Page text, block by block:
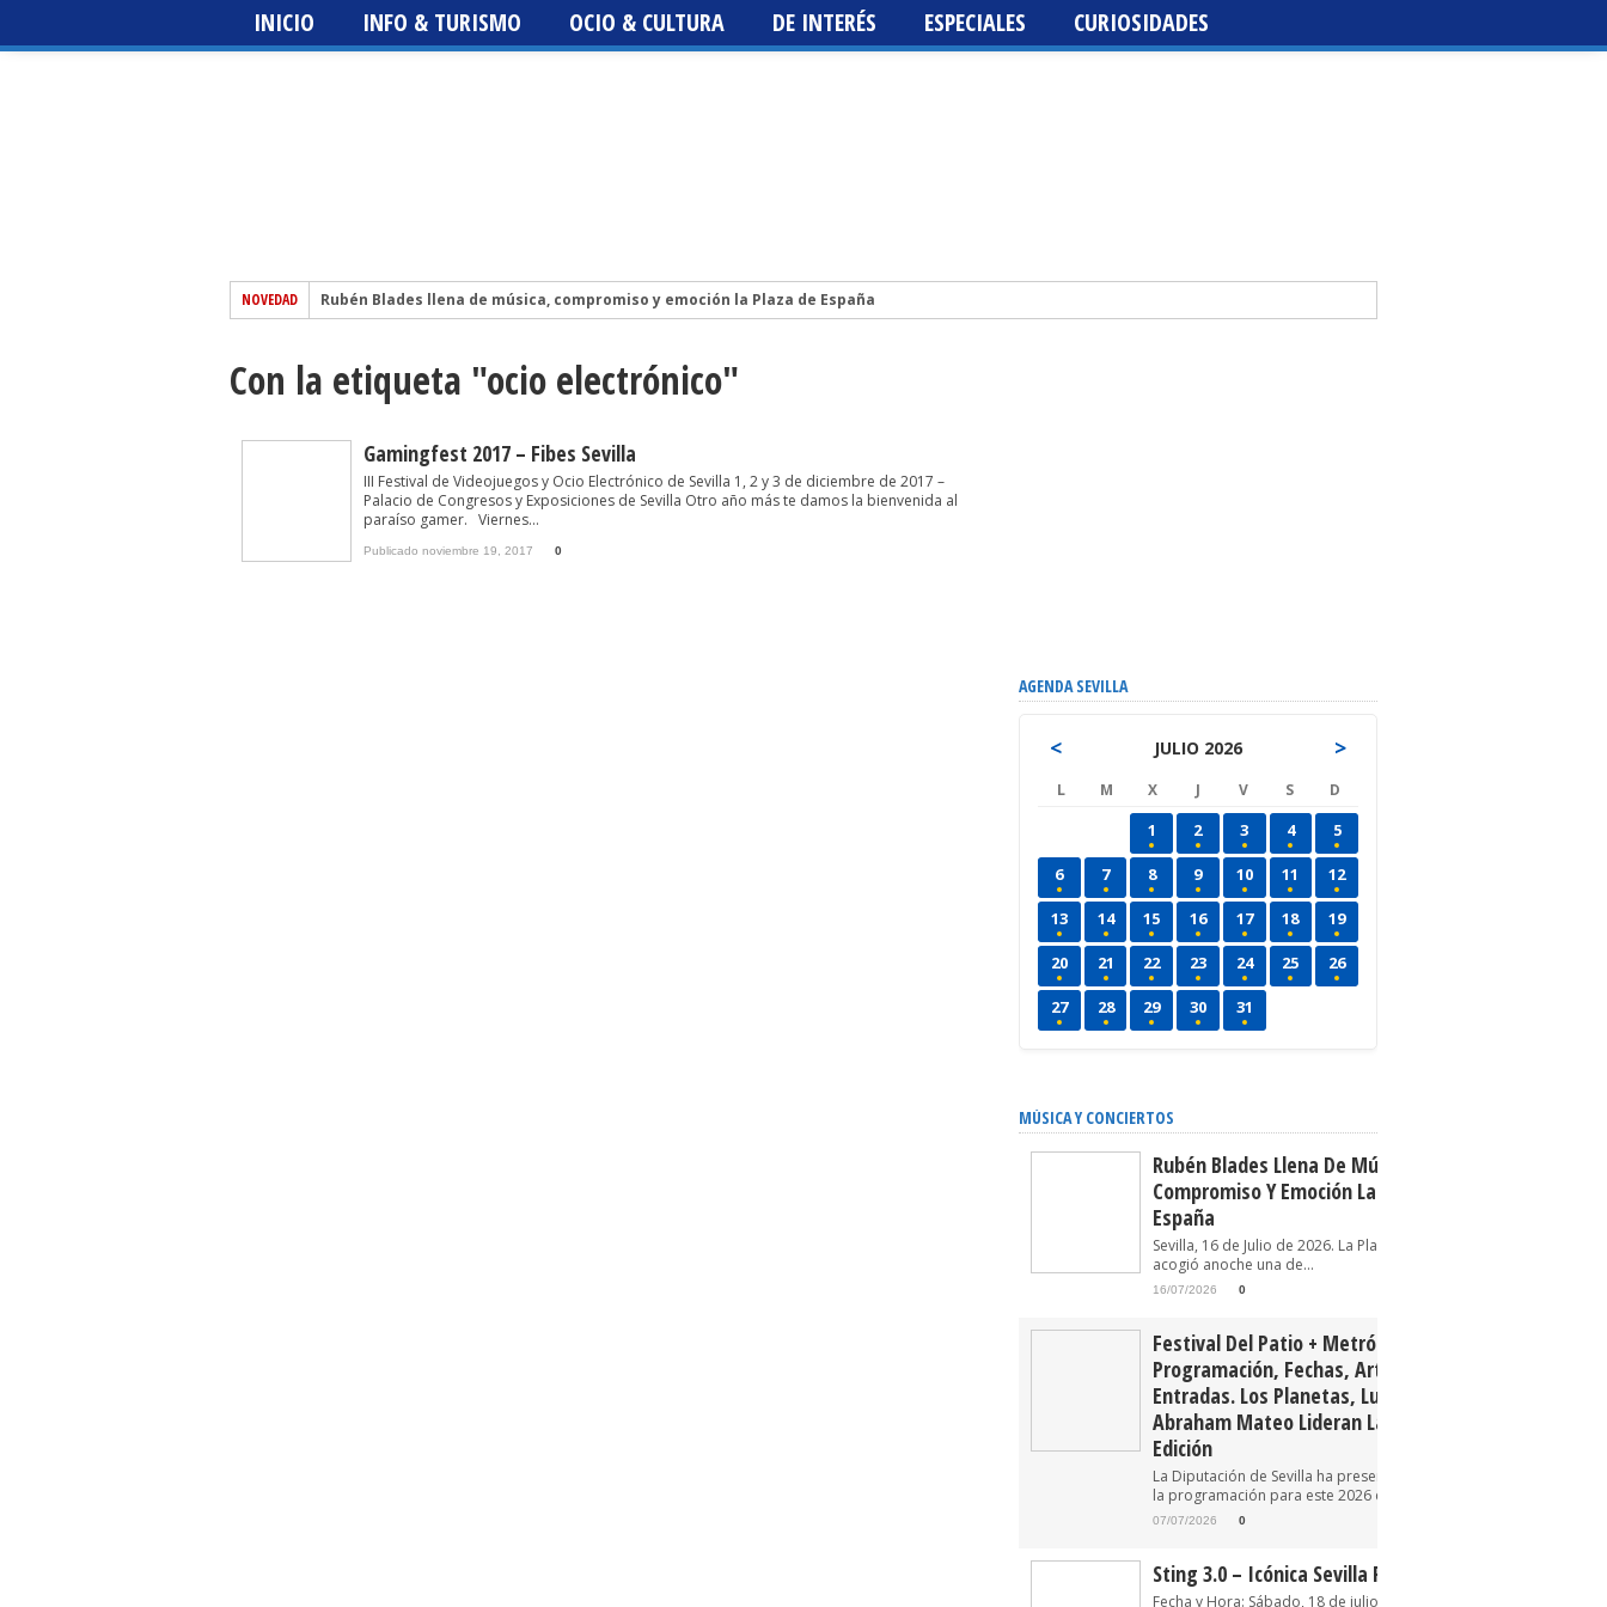
INICIO INFO & TURISMO OCIO & CULTURA DE INTERÉS ESPECIALES CURIOSIDADES
NOVEDAD
Rubén Blades llena de música, compromiso y emoción la Plaza de España
Festival del Patio + Metrópolis 2026. Programación, fechas, artistas y entradas. Los Planetas, Luz Casal y Abraham Mateo lideran la tercera
edición
Sting 3.0 – Icónica Sevilla Fest 2026
The Prodigy – Icónica Sevilla Fest 2026
Con la etiqueta "ocio electrónico"
Gamingfest 2017 – Fibes Sevilla
III Festival de Videojuegos y Ocio Electrónico de Sevilla 1, 2 y 3 de diciembre de 2017 –
Palacio de Congresos y Exposiciones de Sevilla Otro año más te damos la bienvenida al
paraíso gamer. Viernes...
Publicado noviembre 19, 2017 0
AGENDA SEVILLA
< JULIO 2026 >
L M X J V S D
1 2 3 4 5
6 7 8 9 10 11 12
13 14 15 16 17 18 19
20 21 22 23 24 25 26
27 28 29 30 31
MÚSICA Y CONCIERTOS
Rubén Blades Llena De Música,
Compromiso Y Emoción La Plaza De
España
Sevilla, 16 de Julio de 2026. La Plaza de España
acogió anoche una de...
16/07/2026 0
Festival Del Patio + Metrópolis 2026.
Programación, Fechas, Artistas Y
Entradas. Los Planetas, Luz Casal Y
Abraham Mateo Lideran La Tercera
Edición
La Diputación de Sevilla ha presentado oficialmente
la programación para este 2026 del Festival...
07/07/2026 0
Sting 3.0 – Icónica Sevilla Fest 2026
Fecha y Hora: Sábado, 18 de julio de 2026 22:30